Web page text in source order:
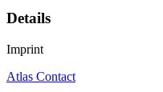
Details
Imprint
Atlas Contact